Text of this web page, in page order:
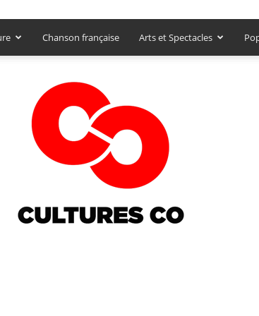
Chanson française Arts et Spectacles